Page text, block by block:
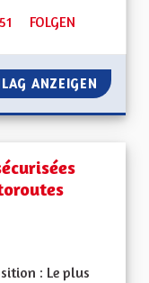
51 51 FOLLOWER
FOLGEN
PROTECTION DE
ANZEIGEN
: Le plus